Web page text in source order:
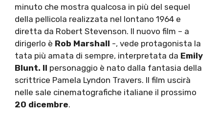
minuto che mostra qualcosa in più del sequel
della pellicola realizzata nel lontano 1964 e
diretta da Robert Stevenson. Il nuovo film – a
dirigerlo è Rob Marshall -, vede protagonista la
tata più amata di sempre, interpretata da Emily
Blunt. Il personaggio è nato dalla fantasia della
scrittrice Pamela Lyndon Travers. Il film uscirà
nelle sale cinematografiche italiane il prossimo
20 dicembre.